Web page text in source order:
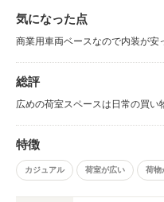
気になった点
商業用車両ベースなので内装が安
総評
広めの荷室スペースは日常の買い
特徴
カジュアル 荷室が広い 荷物